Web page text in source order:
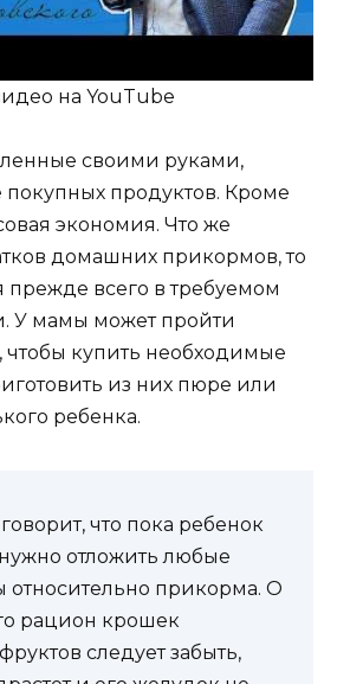
на YouTube
своими руками,
покупных продуктов. Кроме
экономия. Что же
домашних прикормов, то
прежде всего в требуемом
У мамы может пройти
чтобы купить необходимые
из них пюре или
ребенка.
что пока ребенок
отложить любые
относительно прикорма. О
рацион крошек
следует забыть,